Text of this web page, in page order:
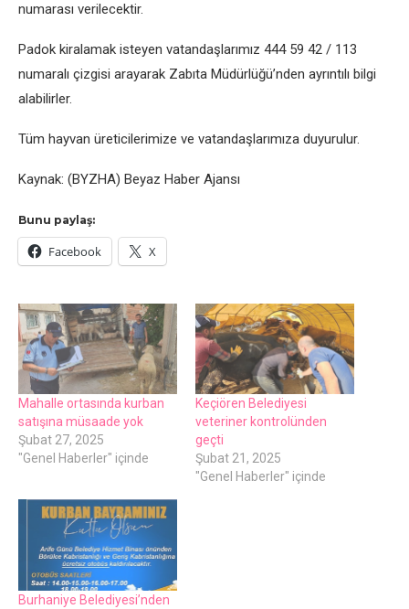
numarası verilecektir.
Padok kiralamak isteyen vatandaşlarımız 444 59 42 / 113
numaralı çizgisi arayarak Zabıta Müdürlüğü’nden ayrıntılı bilgi
alabilirler.
Tüm hayvan üreticilerimize ve vatandaşlarımıza duyurulur.
Kaynak: (BYZHA) Beyaz Haber Ajansı
Bunu paylaş:
Facebook X
Mahalle ortasında kurban
satışına müsaade yok
Şubat 27, 2025
"Genel Haberler" içinde
Keçiören Belediyesi
veteriner kontrolünden
geçti
Şubat 21, 2025
"Genel Haberler" içinde
Burhaniye Belediyesi’nden